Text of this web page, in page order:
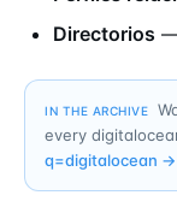
Directorios
IN THE ARCHIVE
every
q=digitalocean →